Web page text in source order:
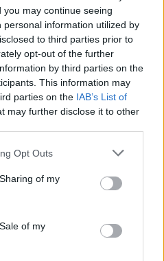
may continue seeing
information utilized by
to third parties prior to
opt-out of the further
by third parties on the
This information may
parties on the IAB’s List of
may further disclose it to other
app uses one or more Google
behaviour. You may click to
and its third-party tags to
purposes in below Google
Opt Outs
of my
of my
nie widzisz tutaj danych z pewnością
Lubin
publikujemyoficjalny wynik
jeśli są dostępne.
dostępny jest tutaj:Ekstraklasa -
strzelców bramek
. Informacje te
dostarcza informacje oterminach
i newsach klubowych .
baza